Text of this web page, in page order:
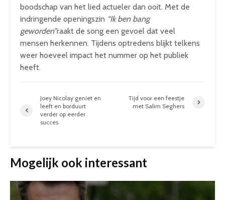
boodschap van het lied actueler dan ooit. Met de
indringende openingszin “Ik ben bang
geworden”raakt de song een gevoel dat veel
mensen herkennen. Tijdens optredens blijkt telkens
weer hoeveel impact het nummer op het publiek
heeft.
Joey Nicolay geniet en
leeft en borduurt
verder op eerder
succes
Tijd voor een feestje
met Salim Seghers
Mogelijk ook interessant